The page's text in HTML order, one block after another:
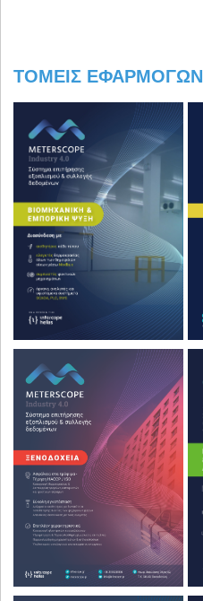
ΤΟΜΕΊΣ ΕΦΑΡΜΟΓΏΝ